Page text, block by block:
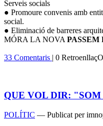
Serveis socials
● Promoure convenis amb
social.
● Eliminació de barreres
MÓRA LA NOVA PASSEM
33 Comentaris | 0
QUE VOL DIR:
POLÍTIC — Publicat per